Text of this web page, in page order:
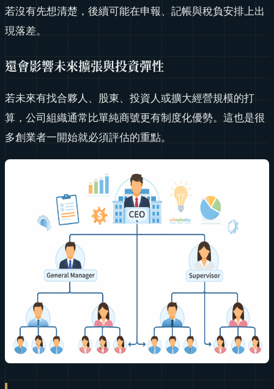
若沒有先想清楚，後續可能在申報、記帳與稅負安排上出
現落差。
還會影響未來擴張與投資彈性
若未來有找合夥人、股東、投資人或擴大經營規模的打
算，公司組織通常比單純商號更有制度化優勢。這也是很
多創業者一開始就必須評估的重點。